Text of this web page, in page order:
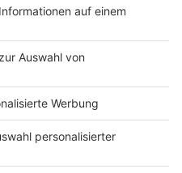
gemerkt